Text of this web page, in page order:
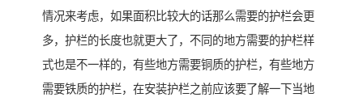
情况来考虑，如果面积比较大的话那么需要的护栏会更
多，护栏的长度也就更大了，不同的地方需要的护栏样
式也是不一样的，有些地方需要铜质的护栏，有些地方
需要铁质的护栏，在安装护栏之前应该要了解一下当地